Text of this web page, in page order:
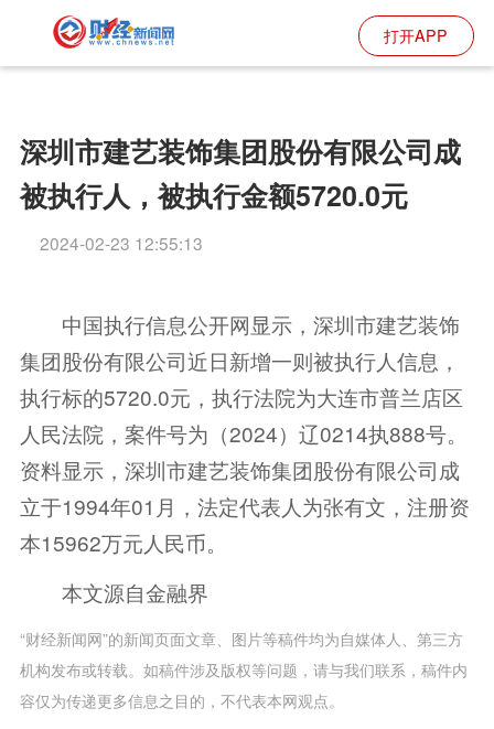
打开APP
深圳市建艺装饰集团股份有限公司成
被执行人，被执行金额5720.0元
2024-02-23 12:55:13
中国执行信息公开网显示，深圳市建艺装饰
集团股份有限公司近日新增一则被执行人信息，
执行标的5720.0元，执行法院为大连市普兰店区
人民法院，案件号为（2024）辽0214执888号。
资料显示，深圳市建艺装饰集团股份有限公司成
立于1994年01月，法定代表人为张有文，注册资
本15962万元人民币。
本文源自金融界
“财经新闻网”的新闻页面文章、图片等稿件均为自媒体人、第三方
机构发布或转载。如稿件涉及版权等问题，请与我们联系，稿件内
容仅为传递更多信息之目的，不代表本网观点。